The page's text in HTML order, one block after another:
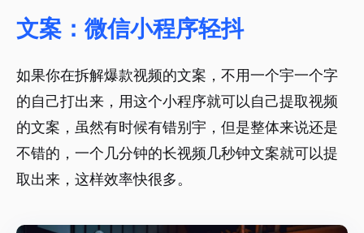
文案：微信小程序轻抖
如果你在拆解爆款视频的文案，不用一个宇一个字
的自己打出来，用这个小程序就可以自己提取视频
的文案，虽然有时候有错别宇，但是整体来说还是
不错的，一个几分钟的长视频几秒钟文案就可以提
取出来，这样效率快很多。